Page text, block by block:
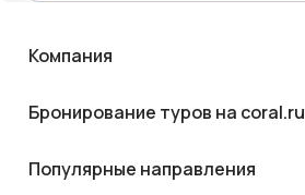
Компания
Бронирование туров на coral.ru
Популярные направления